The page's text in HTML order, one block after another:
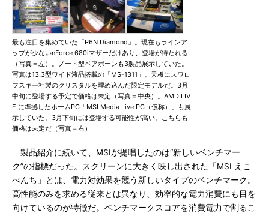
最も注目を集めていた「P6N Diamond」。現在もラインア
ップが少ないnForce 680iマザーだけあり、登場が待たれる
（写真＝左）。ノート型ベアボーンも3製品展示していた。
写真は13.3型ワイド液晶搭載の「MS-1311」。天板にスワロ
フスキー社製のクリスタルを埋め込んだ限定モデルだ。3月
中旬に登場する予定で価格は未定（写真＝中央）。AMD LIV
E!に準拠したホームPC「MSI Media Live PC（仮称）」も展
示していた。3月下旬には登場する可能性が高い。こちらも
価格は未定だ（写真＝右）
製品紹介に続いて、MSIが提唱したのは“新しいベンチマー
ク”の指標だった。スクリーンに大きく映し出された「MSI えこ
べんち」とは、電力対効果を競う新しいタイプのベンチマーク。
高性能のみを求める従来とは異なり、効率的な電力消費にも目を
向けているのが特徴だ。ベンチマークスコアを消費電力で割るこ